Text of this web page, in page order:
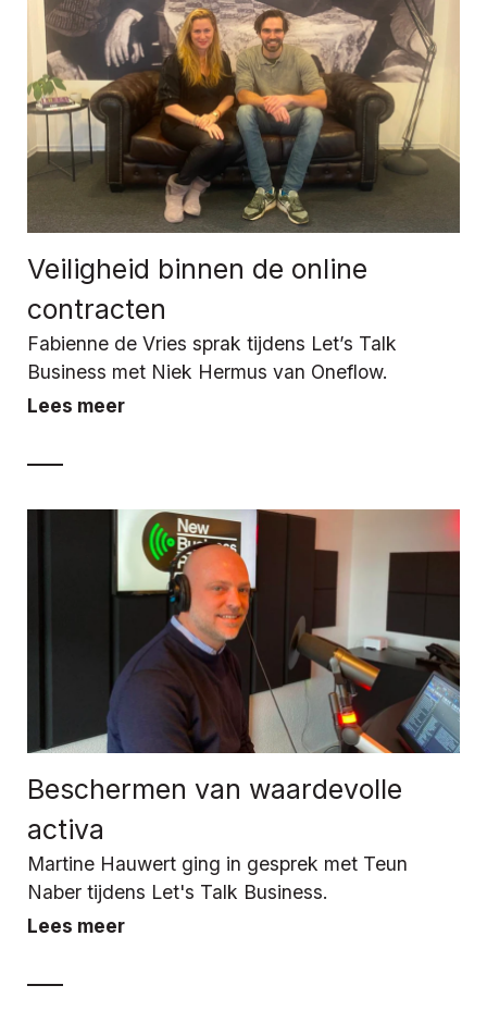
Veiligheid binnen de online
contracten
Fabienne de Vries sprak tijdens Let’s Talk
Business met Niek Hermus van Oneflow.
Lees meer
Beschermen van waardevolle
activa
Martine Hauwert ging in gesprek met Teun
Naber tijdens Let's Talk Business.
Lees meer